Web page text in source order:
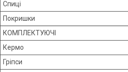
Спиці
Покришки
КОМПЛЕКТУЮЧІ
Кермо
Гріпси